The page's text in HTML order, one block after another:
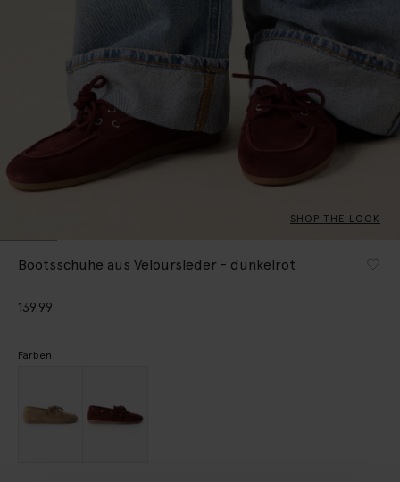
SHOP THE LOOK
Bootsschuhe aus Veloursleder - dunkelrot
139.99
Farben